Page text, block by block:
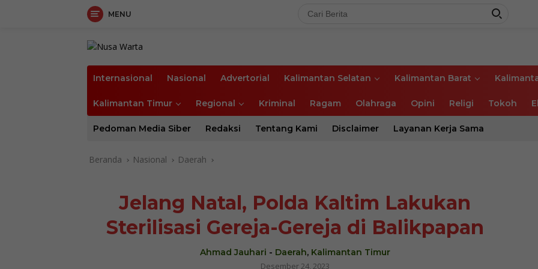
MENU
Internasional Nasional Advertorial Kalimantan Selatan Kalimantan Barat
Kalimantan Timur Regional Kriminal Ragam Olahraga Opini Religi Tokoh
Pedoman Media Siber Redaksi Tentang Kami Disclaimer Layanan Kerja Sama
Beranda Nasional Daerah
Jelang Natal, Polda Kaltim Lakukan
Sterilisasi Gereja-Gereja di Balikpapan
Ahmad Jauhari - Daerah, Kalimantan Timur
Desember 24, 2023